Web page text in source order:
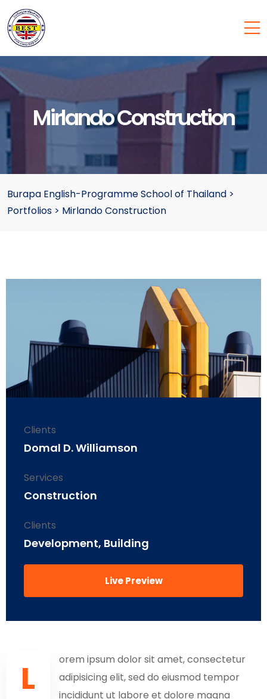
Mirlando Construction
Burapa English-Programme School of Thailand >
Portfolios > Mirlando Construction
Clients
Domal D. Williamson
Services
Construction
Clients
Development, Building
Live Preview
L
orem ipsum dolor sit amet, consectetur
adipisicing elit, sed do eiusmod tempor
incididunt ut labore et dolore magna